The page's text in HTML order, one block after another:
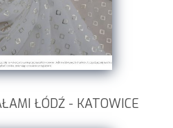
ŁÓDŹ - KATOWICE